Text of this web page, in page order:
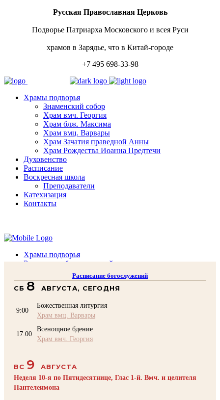
Русская Православная Церковь
Подворье Патриарха Московского и всея Руси
храмов в Зарядье, что в Китай-городе
+7 495 698-33-98
Храмы подворья
Знаменский собор
Храм вмч. Георгия
Храм блж. Максима
Храм вмц. Варвары
Храм Зачатия праведной Анны
Храм Рождества Иоанна Предтечи
Духовенство
Расписание
Воскресная школа
Преподаватели
Катехизация
Контакты
Храмы подворья
Расписание богослужений
Воскресная школа
Преподаватели Воскресной школы
КОНТАКТЫ
Помочь Подворью
Расписание богослужений
СБ 8 АВГУСТА, СЕГОДНЯ
9:00
Божественная литургия
Храм вмц. Варвары
17:00
Всенощное бдение
Храм вмч. Георгия
ВС 9
АВГУСТА
Неделя 10-я по Пятидесятнице, Глас 1-й. Вмч. и целителя
Пантелеимона